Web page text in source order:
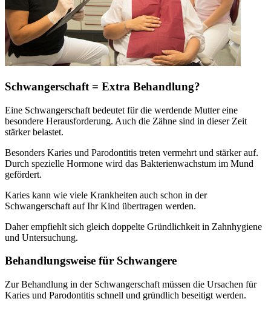
Schwangerschaft = Extra Behandlung?
Eine Schwangerschaft bedeutet für die werdende Mutter eine
besondere Herausforderung. Auch die Zähne sind in dieser Zeit
stärker belastet.
Besonders Karies und Parodontitis treten vermehrt und stärker auf.
Durch spezielle Hormone wird das Bakterienwachstum im Mund
gefördert.
Karies kann wie viele Krankheiten auch schon in der
Schwangerschaft auf Ihr Kind übertragen werden.
Daher empfiehlt sich gleich doppelte Gründlichkeit in Zahnhygiene
und Untersuchung.
Behandlungsweise für Schwangere
Zur Behandlung in der Schwangerschaft müssen die Ursachen für
Karies und Parodontitis schnell und gründlich beseitigt werden.